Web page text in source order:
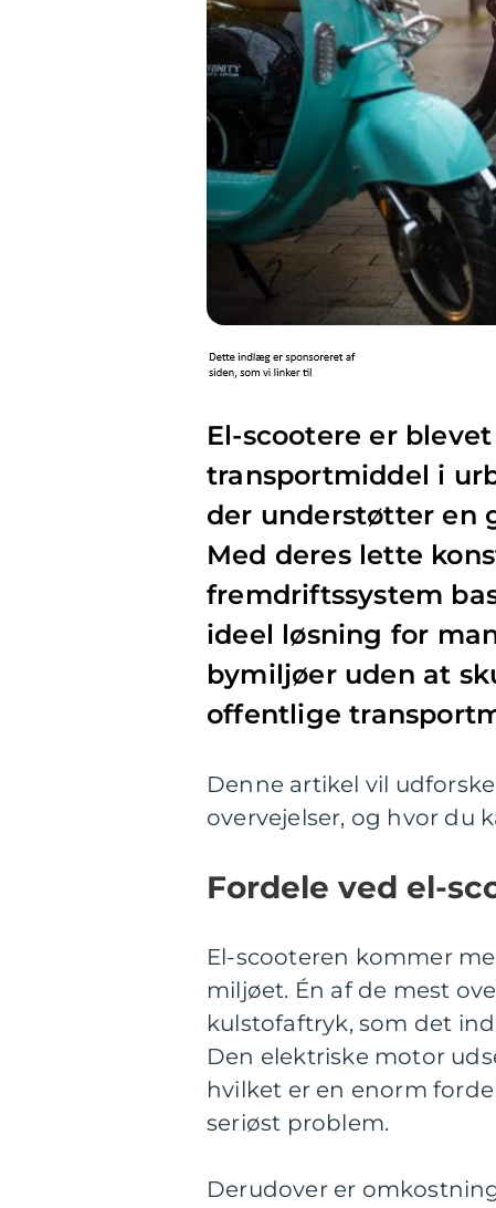
El-scootere er
transportmiddel i
der understøtter en
Med deres lette
fremdriftssystem
ideel løsning for
bymiljøer uden at
offentlige
Denne artikel vil
overvejelser, og hvor du
Fordele ved el-
El-scooteren kommer
miljøet. Én af de mest
kulstofaftryk, som det
Den elektriske motor
hvilket er en enorm
seriøst problem.
Derudover er